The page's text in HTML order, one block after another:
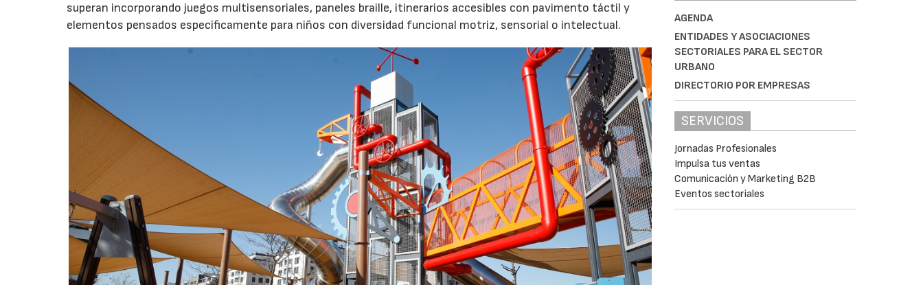
superan incorporando juegos multisensoriales, paneles braille, itinerarios accesibles con pavimento táctil y
elementos pensados específicamente para niños con diversidad funcional motriz, sensorial o intelectual.
AGENDA
ENTIDADES Y ASOCIACIONES
SECTORIALES PARA EL SECTOR
URBANO
DIRECTORIO POR EMPRESAS
SERVICIOS
Jornadas Profesionales
Impulsa tus ventas
Comunicación y Marketing B2B
Eventos sectoriales